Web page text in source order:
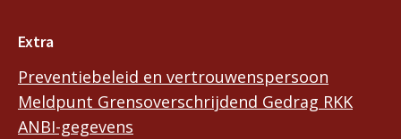
Extra
Preventiebeleid en vertrouwenspersoon
Meldpunt Grensoverschrijdend Gedrag RKK
ANBI-gegevens